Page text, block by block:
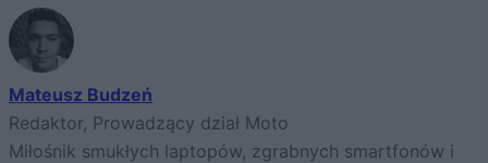
Mateusz Budzeń
Redaktor, Prowadzący dział Moto
Miłośnik smukłych laptopów, zgrabnych smartfonów i